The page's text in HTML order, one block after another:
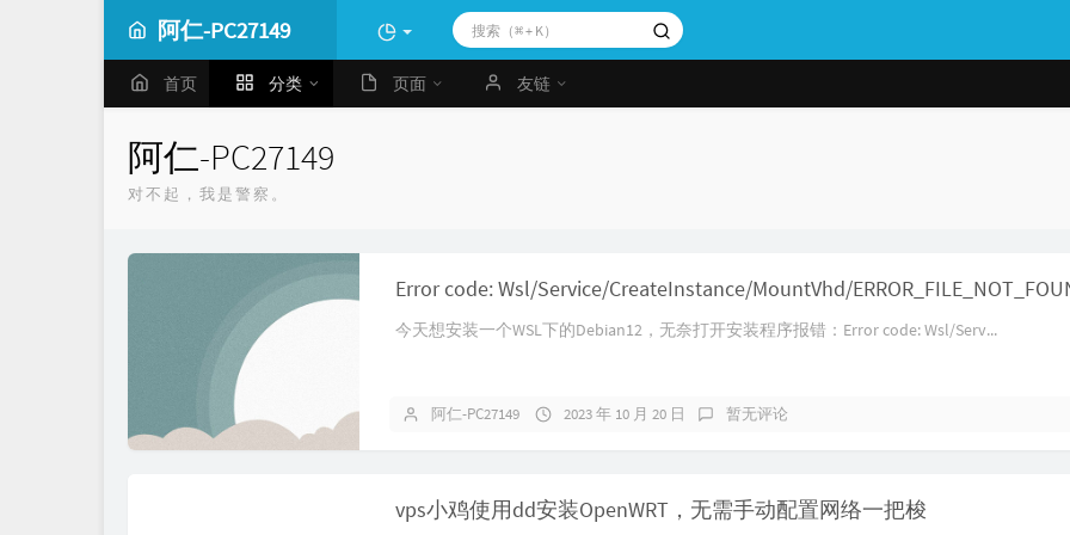
阿仁-PC27149
首页 分类 页面 友链
阿仁-PC27149
对不起，我是警察。
Error code: Wsl/Service/CreateInstance/MountVhd/
今天想安装一个WSL下的Debian12，无奈打开安装程序报错：Error code: Wsl/Serv...
阿仁-PC27149 2023 年 10 月 20 日 暂无评论
vps小鸡使用dd安装OpenWRT，无需手动配置网络一把梭